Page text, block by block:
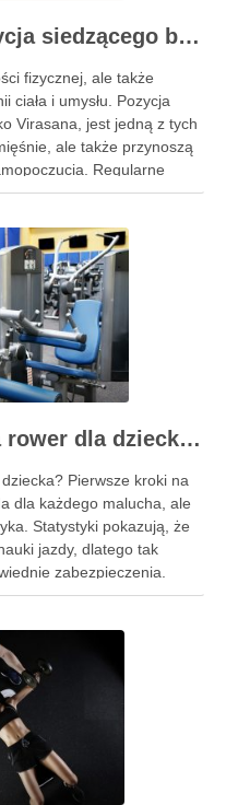
Joga Virasana – pozycja siedzącego bohatera i jej korzyści
fizycznej, ale także
ciała i umysłu. Pozycja
Virasana, jest jedną z tych
ale także przynoszą
Regularne
elastyczność
Jakie ochraniacze na rower dla dziecka wybrać? Praktyczny poradnik
Pierwsze kroki na
dla każdego malucha, ale
Statystyki pokazują, że
jazdy, dlatego tak
zabezpieczenia.
stanowią kluczowy element